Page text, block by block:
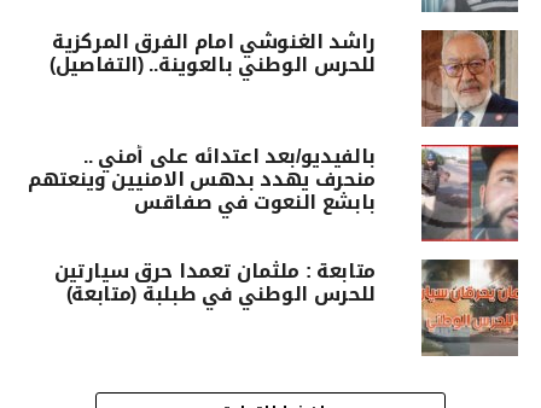
راشد الغنوشي امام الفرق المركزية
للحرس الوطني بالعوينة.. (التفاصيل)
بالفيديو/بعد اعتدائه على أمني ..
منحرف يهدد بدهس الامنيين وينعتهم
بابشع النعوت في صفاقس
متابعة : ملثمان تعمدا حرق سيارتين
للحرس الوطني في طبلبة (متابعة)